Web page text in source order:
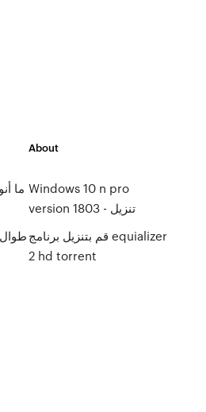
ما
About
Windows 10 n pro
version 1803 - تنزيل
قم بتنزيل برنامج equializer
2 hd torrent